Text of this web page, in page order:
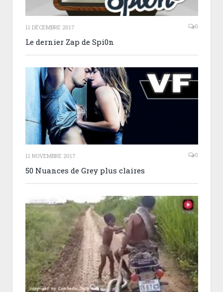
11 DÉCEMBRE 2017 0
Le dernier Zap de Spi0n
11 NOVEMBRE 2017 0
50 Nuances de Grey plus claires